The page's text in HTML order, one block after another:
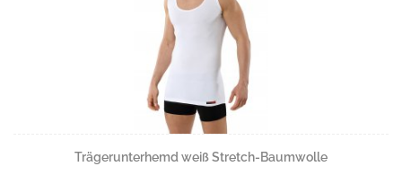
Trägerunterhemd weiß Stretch-Baumwolle